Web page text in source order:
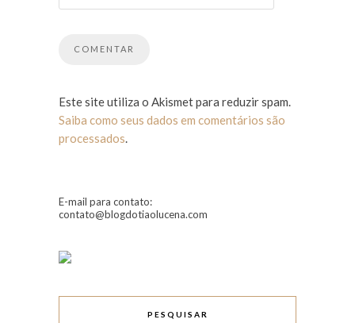
Este site utiliza o Akismet para reduzir spam.
Saiba como seus dados em comentários são
processados.
E-mail para contato:
contato@blogdotiaolucena.com
PESQUISAR